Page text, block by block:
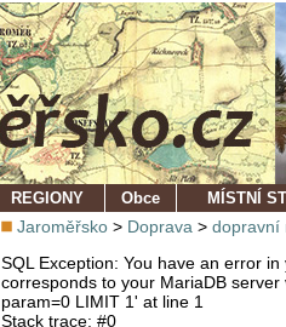
REGIONY
Obce MÍSTNÍ
Jaroměřsko > Doprava > dopravní
SQL Exception: You have an error
corresponds to your MariaDB
param=0 LIMIT 1' at line 1
Stack trace: #0